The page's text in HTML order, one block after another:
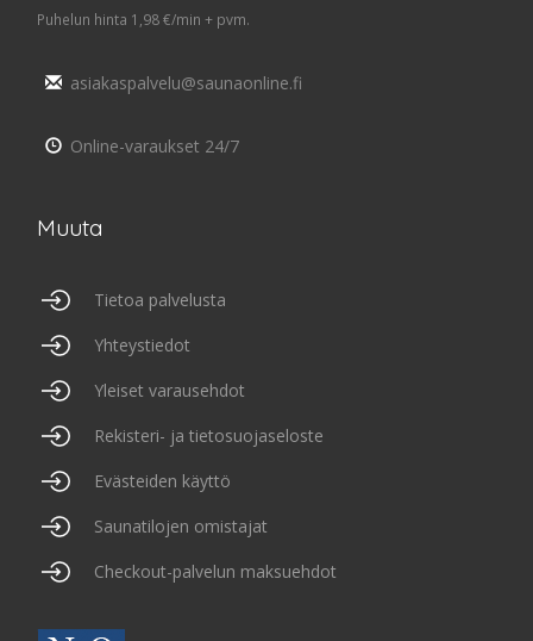
Puhelun hinta 1,98 €/min + pvm.
asiakaspalvelu@saunaonline.fi
Online-varaukset 24/7
Muuta
Tietoa palvelusta
Yhteystiedot
Yleiset varausehdot
Rekisteri- ja tietosuojaseloste
Evästeiden käyttö
Saunatilojen omistajat
Checkout-palvelun maksuehdot